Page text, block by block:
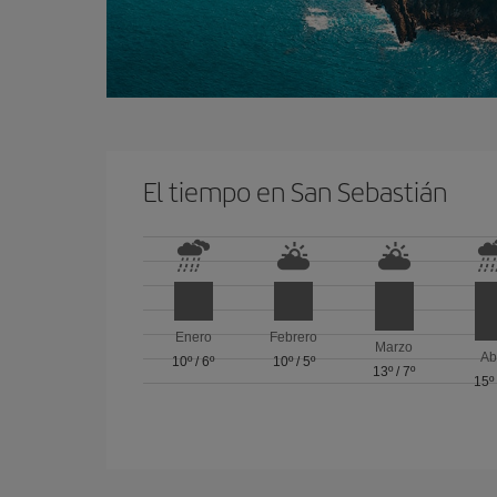
El tiempo en San Sebastián
Enero
10º/6º
Febrero
10º/ 5º
Marzo
13º /7º
15º